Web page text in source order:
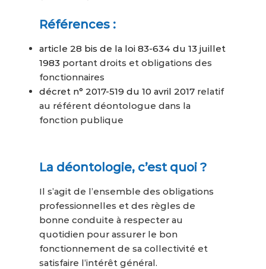
Références :
article 28 bis de la loi 83-634 du 13 juillet
1983 portant droits et obligations des
fonctionnaires
décret n° 2017-519 du 10 avril 2017relatif
au référent déontologue dans la
fonction publique
La déontologie, c’est quoi ?
Il s’agit de l’ensemble des obligations
professionnelles et des règles de
bonne conduite à respecter au
quotidien pour assurer le bon
fonctionnement de sa collectivité et
satisfaire l’intérêt général.